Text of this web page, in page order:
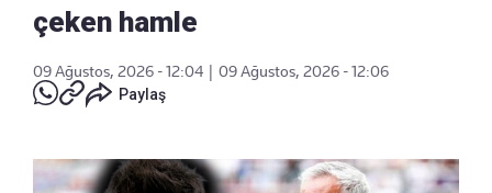
çeken hamle
09 Ağustos, 2026 - 12:04
09 Ağustos, 2026 - 12:06
Paylaş